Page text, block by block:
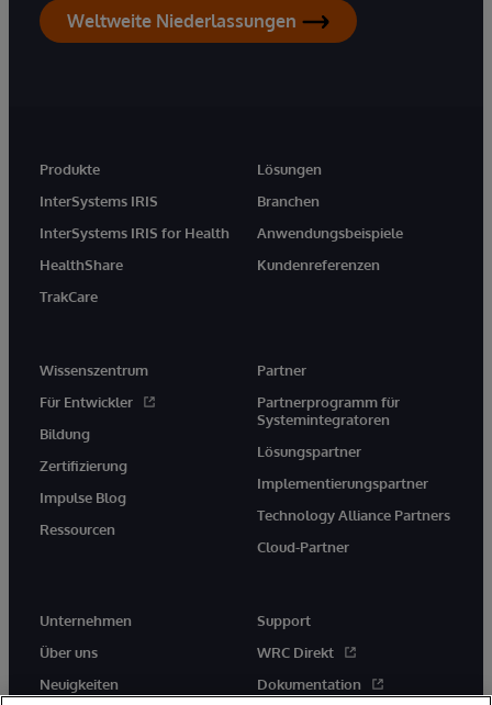
Weltweite Niederlassungen
Produkte
InterSystems IRIS
InterSystems IRIS for Health
HealthShare
TrakCare
Lösungen
Branchen
Anwendungsbeispiele
Kundenreferenzen
Wissenszentrum
Für Entwickler
Bildung
Zertifizierung
Impulse Blog
Ressourcen
Partner
Partnerprogramm für
Systemintegratoren
Lösungspartner
Implementierungspartner
Technology Alliance Partners
Cloud-Partner
Unternehmen
Über uns
Neuigkeiten
Support
WRC Direkt
Dokumentation